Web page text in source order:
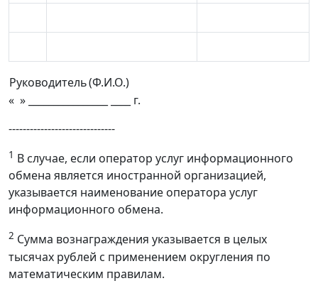
Руководитель(Ф.И.О.)
« » ________________ ____ г.
------------------------------
1 В случае, если оператор услуг информационного
обмена является иностранной организацией,
указывается наименование оператора услуг
информационного обмена.
2 Cумма вознаграждения указывается в целых
тысячах рублей с применением округления по
математическим правилам.